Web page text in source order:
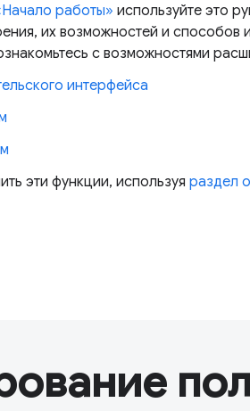
работы» используйте это
их возможностей и способов
с возможностями
интерфейса
эти функции, используя раздел